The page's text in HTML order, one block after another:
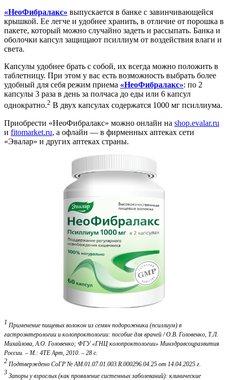
«НеоФибралакс» выпускается в банке с завинчивающейся
крышкой. Ее легче и удобнее хранить, в отличие от порошка в
пакете, который можно случайно задеть и рассыпать. Банка и
оболочки капсул защищают псиллиум от воздействия влаги и
света.
Капсулы удобнее брать с собой, их всегда можно положить в
таблетницу. При этом у вас есть возможность выбрать более
удобный для себя режим приема «НеоФибралакс»: по 2
капсулы 3 раза в день за полчаса до еды или 6 капсул
однократно.2 В двух капсулах содержатся 1000 мг псиллиума.
Приобрести «НеоФибралакс» можно онлайн на shop.evalar.ru
и fitomarket.ru, а офлайн — в фирменных аптеках сети
«Эвалар» и других аптеках страны.
1 Применение пищевых волокон из семян подорожника (псиллиум) в
гастроэнтерологии и колопроктологии: пособие для врачей / О.В. Головенко, Т.Л.
Михайлова, А.О. Головенко; ФГУ «ГНЦ колопроктологии» Минздравсоцразвития
России. – М.: 4ТЕ Арт, 2010. – 28 с.
2 Подтверждено СоГР № AM.01.07.01.003.R.000296.04.25 от 14.04.2025 г.
3 Запоры у взрослых (как проявление системных заболеваний): клинические